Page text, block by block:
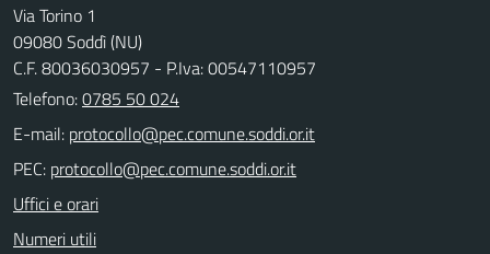
Via Torino 1
09080 Soddì (NU)
C.F. 80036030957 - P.Iva: 00547110957
Telefono:0785 50 024
E-mail:
PEC:
Uffici e orari
Numeri utili